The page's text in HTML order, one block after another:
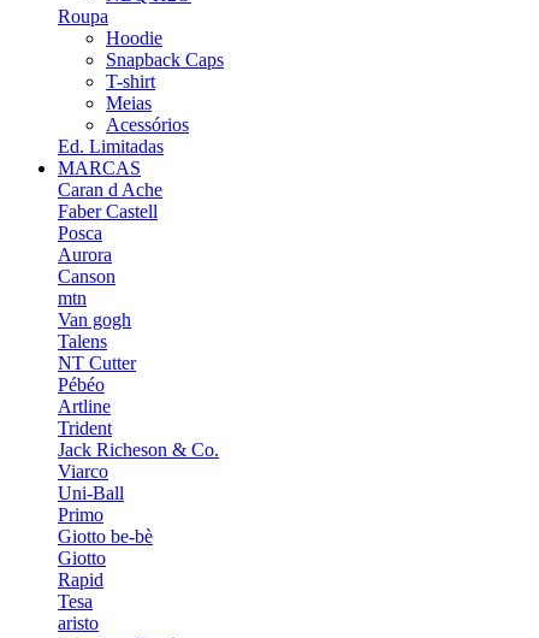
Roupa
Hoodie
Snapback Caps
T-shirt
Meias
Acessórios
Ed. Limitadas
MARCAS
Caran d Ache
Faber Castell
Posca
Aurora
Canson
mtn
Van gogh
Talens
NT Cutter
Pébéo
Artline
Trident
Jack Richeson & Co.
Viarco
Uni-Ball
Primo
Giotto be-bè
Giotto
Rapid
Tesa
aristo